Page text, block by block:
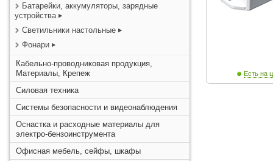
Батарейки, аккумуляторы, зарядные
устройства
Светильники настольные
Фонари
Кабельно-проводниковая продукция,
Материалы, Крепеж
Силовая техника
Системы безопасности и видеонаблюдения
Оснастка и расходные материалы для
электро-бензоинструмента
Офисная мебель, сейфы, шкафы
Есть на